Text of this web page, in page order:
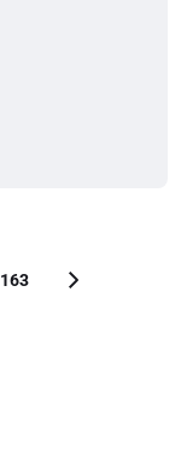
163